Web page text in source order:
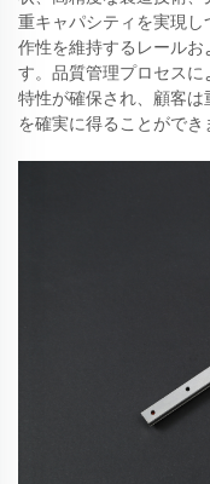
重キャパシティを実現
作性を維持するレール
す。品質管理プロセス
特性が確保され、顧客
を確実に得ることができ